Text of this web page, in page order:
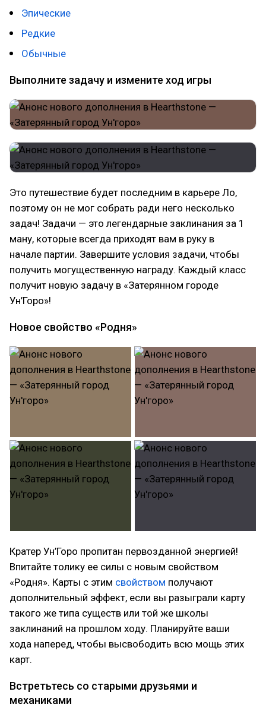
Эпические
Редкие
Обычные
Выполните задачу и измените ход игры
Это путешествие будет последним в карьере Ло,
поэтому он не мог собрать ради него несколько
задач! Задачи — это легендарные заклинания за 1
ману, которые всегда приходят вам в руку в
начале партии. Завершите условия задачи, чтобы
получить могущественную награду. Каждый класс
получит новую задачу в «Затерянном городе
Ун’Горо»!
Новое свойство «Родня»
Кратер Ун’Горо пропитан первозданной энергией!
Впитайте толику ее силы с новым свойством
«Родня». Карты с этим свойством получают
дополнительный эффект, если вы разыграли карту
такого же типа существ или той же школы
заклинаний на прошлом ходу. Планируйте ваши
хода наперед, чтобы высвободить всю мощь этих
карт.
Встретьтесь со старыми друзьями и
механиками